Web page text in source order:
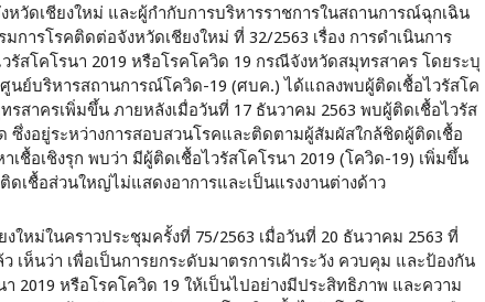
วัดเชียงใหม่ และผู้กำกับการบริหารราชการในสถานการณ์ฉุกเฉิน
การโรคติดต่อจังหวัดเชียงใหม่ ที่ 32/2563 เรื่อง การดำเนินการ
รัสโคโรนา 2019 หรือโรคโควิด 19 กรณีจังหวัดสมุทรสาคร โดยระบุ
นย์บริหารสถานการณ์โควิด-19 (ศบค.) ได้แถลงพบผู้ติดเชื้อไวรัสโค
รสาครเพิ่มขึ้น ภายหลังเมื่อวันที่ 17 ธันวาคม 2563 พบผู้ติดเชื้อไวรัส
ซึ่งอยู่ระหว่างการสอบสวนโรคและติดตามผู้สัมผัสใกล้ชิดผู้ติดเชื้อ
ชื้อเชิงรุก พบว่า มีผู้ติดเชื้อไวรัสโคโรนา 2019 (โควิด-19) เพิ่มขึ้น
เชื้อส่วนใหญ่ไม่แสดงอาการและเป็นแรงงานต่างด้าว
ใหม่ในคราวประชุมครั้งที่ 75/2563 เมื่อวันที่ 20 ธันวาคม 2563 ที่
ห็นว่า เพื่อเป็นการยกระดับมาตรการเฝ้าระวัง ควบคุม และป้องกัน
2019 หรือโรคโควิด 19 ให้เป็นไปอย่างมีประสิทธิภาพ และความ